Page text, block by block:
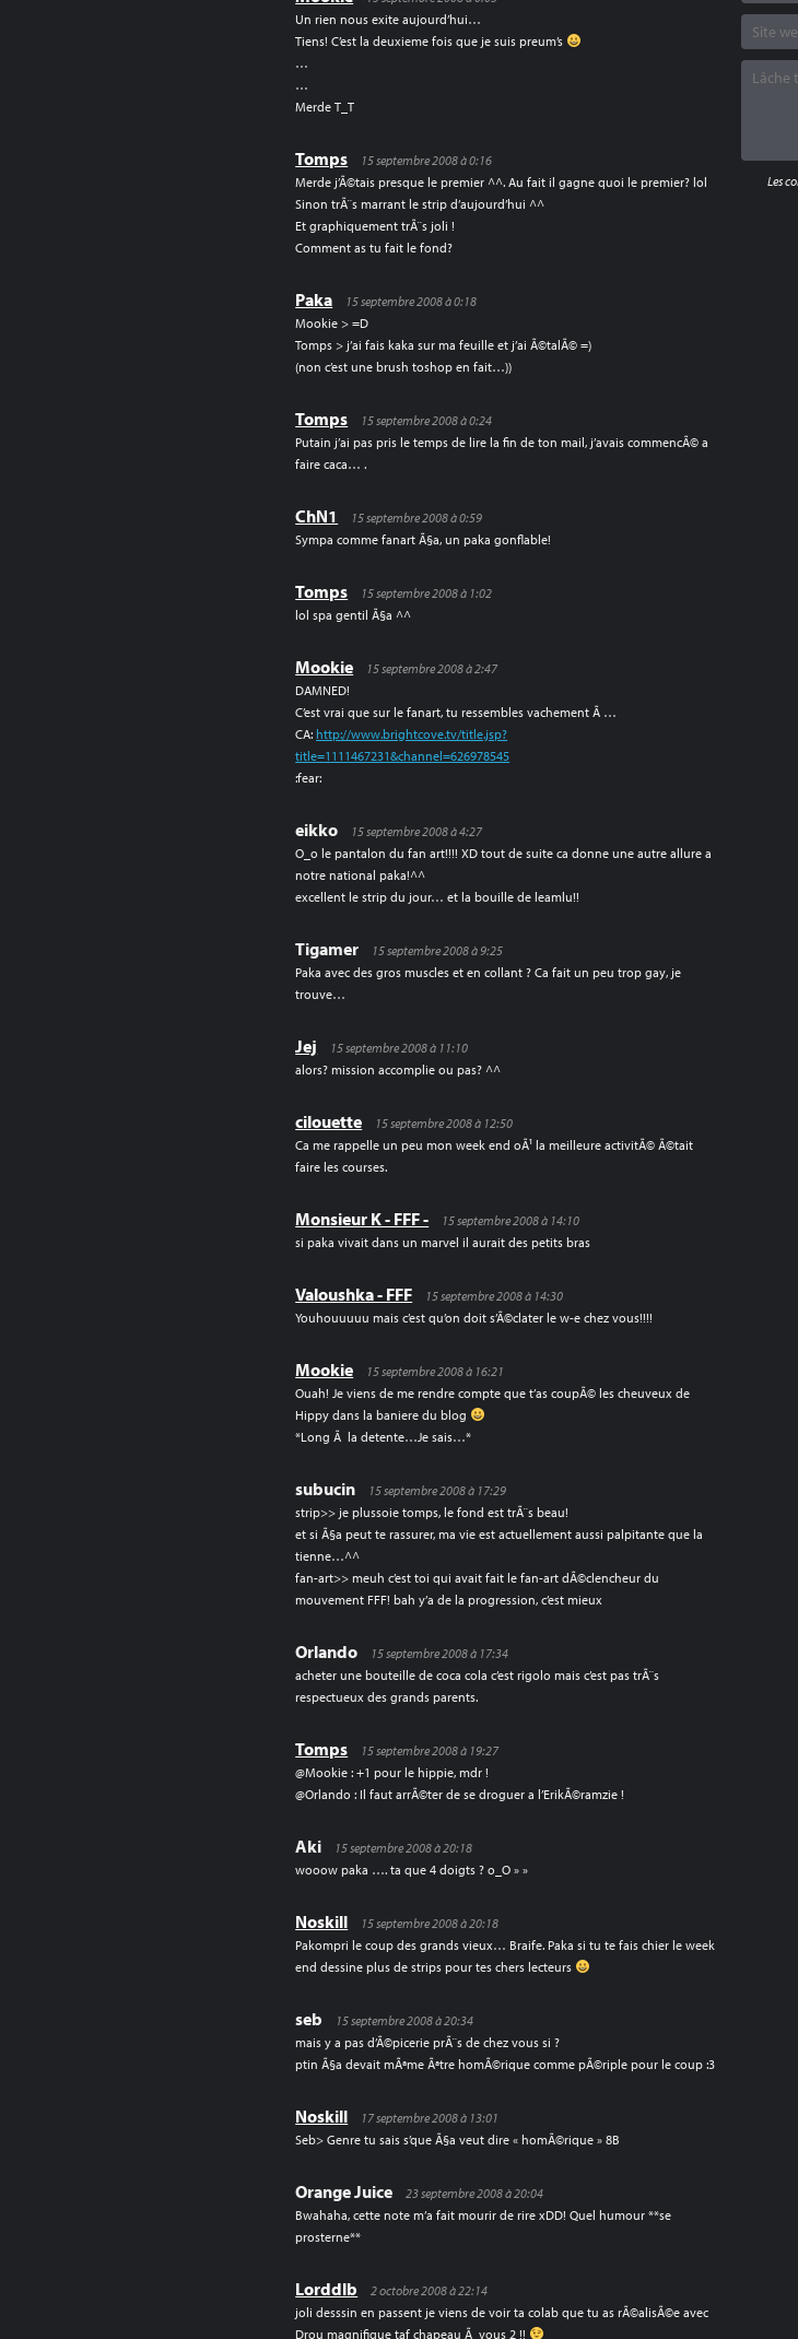
Un rien nous exite aujourd’hui…
Tiens! C’est la deuxieme fois que je suis preum’s
…
…
Merde T_T
Tomps
15 septembre 2008 à 0:16
Merde j’Ã©tais presque le premier ^^. Au fait il gagne quoi le premier? lol
Sinon trÃ¨s marrant le strip d’aujourd’hui ^^
Et graphiquement trÃ¨s joli !
Comment as tu fait le fond?
Paka
15 septembre 2008 à 0:18
Mookie > =D
Tomps > j’ai fais kaka sur ma feuille et j’ai Ã©talÃ© =)
(non c’est une brush toshop en fait…))
Tomps
15 septembre 2008 à 0:24
Putain j’ai pas pris le temps de lire la fin de ton mail, j’avais commencÃ© a
faire caca… .
ChN1
15 septembre 2008 à 0:59
Sympa comme fanart Ã§a, un paka gonflable!
Tomps
15 septembre 2008 à 1:02
lol spa gentil Ã§a ^^
Mookie
15 septembre 2008 à 2:47
DAMNED!
C’est vrai que sur le fanart, tu ressembles vachement Ã …
CA: http://www.brightcove.tv/title.jsp?
title=1111467231&channel=626978545
:fear:
eikko
15 septembre 2008 à 4:27
O_o le pantalon du fan art!!!! XD tout de suite ca donne une autre allure a
notre national paka!^^
excellent le strip du jour… et la bouille de leamlu!!
Tigamer
15 septembre 2008 à 9:25
Paka avec des gros muscles et en collant ? Ca fait un peu trop gay, je
trouve…
Jej
15 septembre 2008 à 11:10
alors? mission accomplie ou pas? ^^
cilouette
15 septembre 2008 à 12:50
Ca me rappelle un peu mon week end oÃ¹ la meilleure activitÃ© Ã©tait
faire les courses.
Monsieur K - FFF -
15 septembre 2008 à 14:10
si paka vivait dans un marvel il aurait des petits bras
Valoushka - FFF
15 septembre 2008 à 14:30
Youhouuuuu mais c’est qu’on doit s’Ã©clater le w-e chez vous!!!!
Mookie
15 septembre 2008 à 16:21
Ouah! Je viens de me rendre compte que t’as coupÃ© les cheuveux de
Hippy dans la baniere du blog
*Long Ã la detente…Je sais…*
subucin
15 septembre 2008 à 17:29
strip>> je plussoie tomps, le fond est trÃ¨s beau!
et si Ã§a peut te rassurer, ma vie est actuellement aussi palpitante que la
tienne…^^
fan-art>> meuh c’est toi qui avait fait le fan-art dÃ©clencheur du
mouvement FFF! bah y’a de la progression, c’est mieux
Orlando
15 septembre 2008 à 17:34
acheter une bouteille de coca cola c’est rigolo mais c’est pas trÃ¨s
respectueux des grands parents.
Tomps
15 septembre 2008 à 19:27
@Mookie : +1 pour le hippie, mdr !
@Orlando : Il faut arrÃ©ter de se droguer a l’ErikÃ©ramzie !
Aki
15 septembre 2008 à 20:18
wooow paka …. ta que 4 doigts ? o_O » »
Noskill
15 septembre 2008 à 20:18
Pakompri le coup des grands vieux… Braife. Paka si tu te fais chier le week
end dessine plus de strips pour tes chers lecteurs
seb
15 septembre 2008 à 20:34
mais y a pas d’Ã©picerie prÃ¨s de chez vous si ?
ptin Ã§a devait mÃªme Ãªtre homÃ©rique comme pÃ©riple pour le coup :3
Noskill
17 septembre 2008 à 13:01
Seb> Genre tu sais s’que Ã§a veut dire « homÃ©rique » 8B
Orange Juice
23 septembre 2008 à 20:04
Bwahaha, cette note m’a fait mourir de rire xDD! Quel humour **se
prosterne**
Lorddlb
2 octobre 2008 à 22:14
joli desssin en passent je viens de voir ta colab que tu as rÃ©alisÃ©e avec
Drou magnifique taf chapeau Ã vous 2 !!
Les